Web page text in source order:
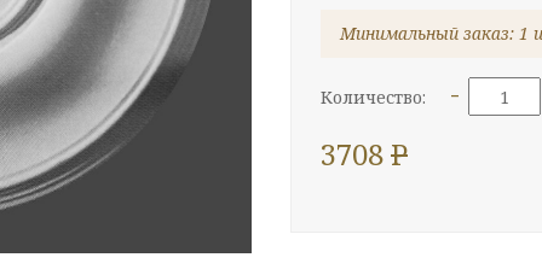
Минимальный заказ: 1
Количество:
-
3708P